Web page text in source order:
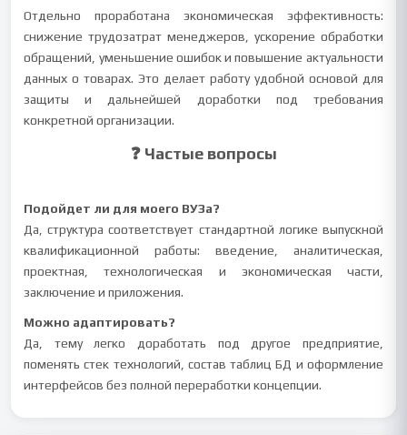
Отдельно проработана экономическая эффективность:
снижение трудозатрат менеджеров, ускорение обработки
обращений, уменьшение ошибок и повышение актуальности
данных о товарах. Это делает работу удобной основой для
защиты и дальнейшей доработки под требования
конкретной организации.
❓ Частые вопросы
Подойдет ли для моего ВУЗа?
Да, структура соответствует стандартной логике выпускной
квалификационной работы: введение, аналитическая,
проектная, технологическая и экономическая части,
заключение и приложения.
Можно адаптировать?
Да, тему легко доработать под другое предприятие,
поменять стек технологий, состав таблиц БД и оформление
интерфейсов без полной переработки концепции.